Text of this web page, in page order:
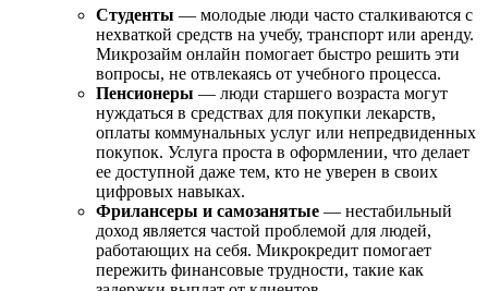
Студенты — молодые люди часто сталкиваются с
нехваткой средств на учебу, транспорт или аренду.
Микрозайм онлайн помогает быстро решить эти
вопросы, не отвлекаясь от учебного процесса.
Пенсионеры — люди старшего возраста могут
нуждаться в средствах для покупки лекарств,
оплаты коммунальных услуг или непредвиденных
покупок. Услуга проста в оформлении, что делает
ее доступной даже тем, кто не уверен в своих
цифровых навыках.
Фрилансеры и самозанятые — нестабильный
доход является частой проблемой для людей,
работающих на себя. Микрокредит помогает
пережить финансовые трудности, такие как